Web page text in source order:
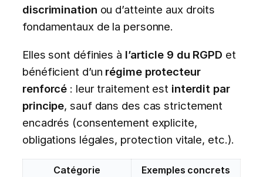
discrimination ou d’atteinte aux droits
fondamentaux de la personne.
Elles sont définies à l’article 9 du RGPD et
bénéficient d’un régime protecteur
renforcé : leur traitement est interdit par
principe, sauf dans des cas strictement
encadrés (consentement explicite,
obligations légales, protection vitale, etc.).
Catégorie Exemples concrets